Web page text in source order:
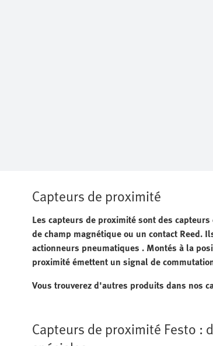
Capteurs de proximité
Les capteurs de proximité sont des
de champ magnétique ou un contact
actionneurs pneumatiques . Montés à la
proximité émettent un signal de
Vous trouverez d'autres produits dans nos
Capteurs de proximité Festo :